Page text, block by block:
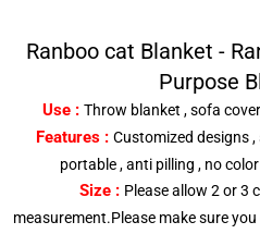
Ranboo cat Blanket -
Purpose
Use : Throw blanket , sofa
Features : Customized designs
portable , anti pilling , no
Size : Please allow 2 or 3
measurement.Please make sure